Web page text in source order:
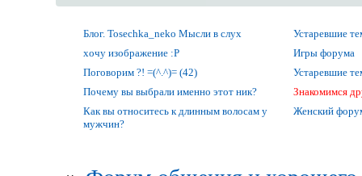
Блог. Tosechka_neko Мысли в слух
Устаревшие
хочу изображение :Р
Игры форума
Поговорим ?! =(^.^)= (42)
Устаревшие
Почему вы выбрали именно этот ник?
Знакомимся
Как вы относитесь к длинным волосам у
мужчин?
Женский